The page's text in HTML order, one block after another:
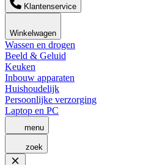
Klantenservice
Winkelwagen
Wassen en drogen
Beeld & Geluid
Keuken
Inbouw apparaten
Huishoudelijk
Persoonlijke verzorging
Laptop en PC
menu
zoek